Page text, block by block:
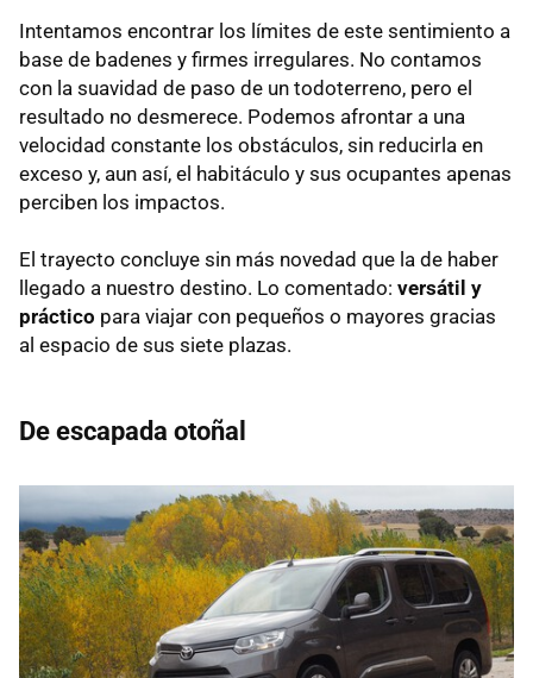
Intentamos encontrar los límites de este sentimiento a
base de badenes y firmes irregulares. No contamos
con la suavidad de paso de un todoterreno, pero el
resultado no desmerece. Podemos afrontar a una
velocidad constante los obstáculos, sin reducirla en
exceso y, aun así, el habitáculo y sus ocupantes apenas
perciben los impactos.
El trayecto concluye sin más novedad que la de haber
llegado a nuestro destino. Lo comentado: versátil y
práctico para viajar con pequeños o mayores gracias
al espacio de sus siete plazas.
De escapada otoñal